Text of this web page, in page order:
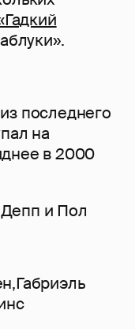
последнего
на
в 2000
и Пол